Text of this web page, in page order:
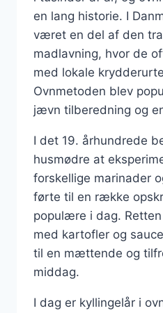
en lang historie. I
været en del af den
madlavning, hvor de
med lokale
Ovnmetoden blev
jævn tilberedning og
I det 19. århundrede
husmødre at
forskellige marinader
førte til en række
populære i dag.
med kartofler og
til en mættende og
middag.
I dag er kyllingelår i